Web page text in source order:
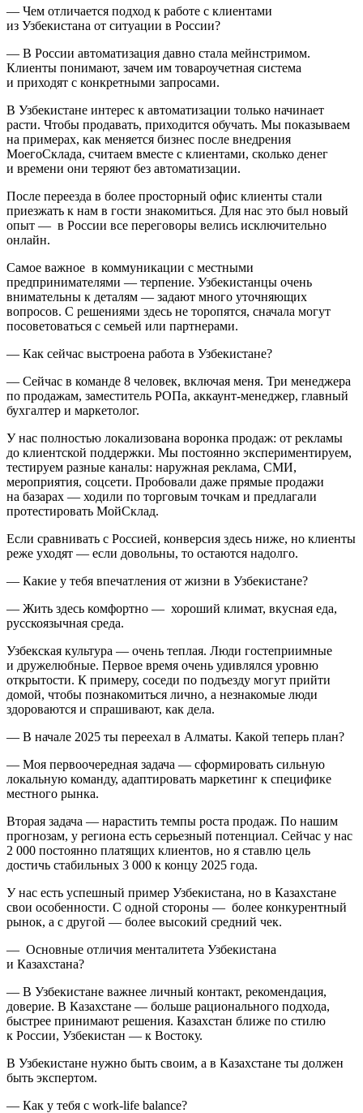
— Чем отличается подход к работе с клиентами
из Узбекистана от ситуации в России?
— В России автоматизация давно стала мейнстримом.
Клиенты понимают, зачем им товароучетная система
и приходят с конкретными запросами.
В Узбекистане интерес к автоматизации только начинает
расти. Чтобы продавать, приходится обучать. Мы показываем
на примерах, как меняется бизнес после внедрения
МоегоСклада, считаем вместе с клиентами, сколько денег
и времени они теряют без автоматизации.
После переезда в более просторный офис клиенты стали
приезжать к нам в гости знакомиться. Для нас это был новый
опыт — в России все переговоры велись исключительно
онлайн.
Самое важное в коммуникации с местными
предпринимателями — терпение. Узбекистанцы очень
внимательны к деталям — задают много уточняющих
вопросов. С решениями здесь не торопятся, сначала могут
посоветоваться с семьей или партнерами.
— Как сейчас выстроена работа в Узбекистане?
— Сейчас в команде 8 человек, включая меня. Три менеджера
по продажам, заместитель РОПа, аккаунт-менеджер, главный
бухгалтер и маркетолог.
У нас полностью локализована воронка продаж: от рекламы
до клиентской поддержки. Мы постоянно экспериментируем,
тестируем разные каналы: наружная реклама, СМИ,
мероприятия, соцсети. Пробовали даже прямые продажи
на базарах — ходили по торговым точкам и предлагали
протестировать МойСклад.
Если сравнивать с Россией, конверсия здесь ниже, но клиенты
реже уходят — если довольны, то остаются надолго.
— Какие у тебя впечатления от жизни в Узбекистане?
— Жить здесь комфортно — хороший климат, вкусная еда,
русскоязычная среда.
Узбекская культура — очень теплая. Люди гостеприимные
и дружелюбные. Первое время очень удивлялся уровню
открытости. К примеру, соседи по подъезду могут прийти
домой, чтобы познакомиться лично, а незнакомые люди
здороваются и спрашивают, как дела.
— В начале 2025 ты переехал в Алматы. Какой теперь план?
— Моя первоочередная задача — сформировать сильную
локальную команду, адаптировать маркетинг к специфике
местного рынка.
Вторая задача — нарастить темпы роста продаж. По нашим
прогнозам, у региона есть серьезный потенциал. Сейчас у нас
2 000 постоянно платящих клиентов, но я ставлю цель
достичь стабильных 3 000 к концу 2025 года.
У нас есть успешный пример Узбекистана, но в Казахстане
свои особенности. С одной стороны — более конкурентный
рынок, а с другой — более высокий средний чек.
— Основные отличия менталитета Узбекистана
и Казахстана?
— В Узбекистане важнее личный контакт, рекомендация,
доверие. В Казахстане — больше рационального подхода,
быстрее принимают решения. Казахстан ближе по стилю
к России, Узбекистан — к Востоку.
В Узбекистане нужно быть своим, а в Казахстане ты должен
быть экспертом.
— Как у тебя с work-life balance?